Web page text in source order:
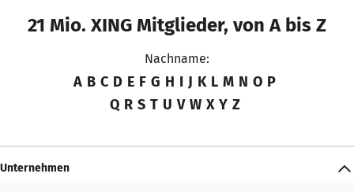
21 Mio. XING Mitglieder, von A bis Z
Nachname:
A B C D E F G H I J K L M N O P
Q R S T U V W X Y Z
Unternehmen